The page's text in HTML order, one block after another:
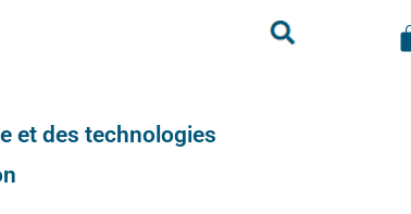
et des technologies